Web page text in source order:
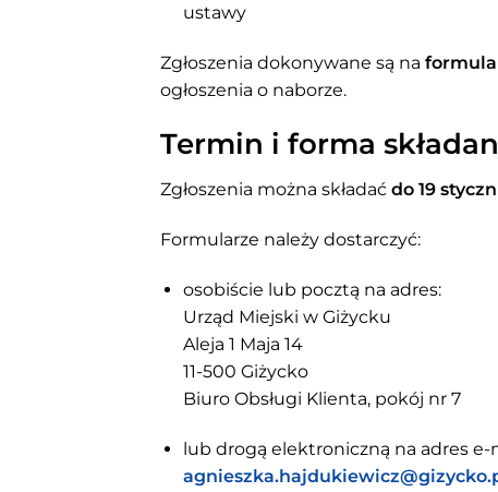
ustawy
Zgłoszenia dokonywane są na
ogłoszenia o naborze.
Termin i forma
Zgłoszenia można składać do 19
Formularze należy dostarczyć:
osobiście lub pocztą na adres:
Urząd Miejski w Giżycku
Aleja 1 Maja 14
11-500 Giżycko
Biuro Obsługi Klienta, pokój nr 7
lub drogą elektroniczną na adres e-